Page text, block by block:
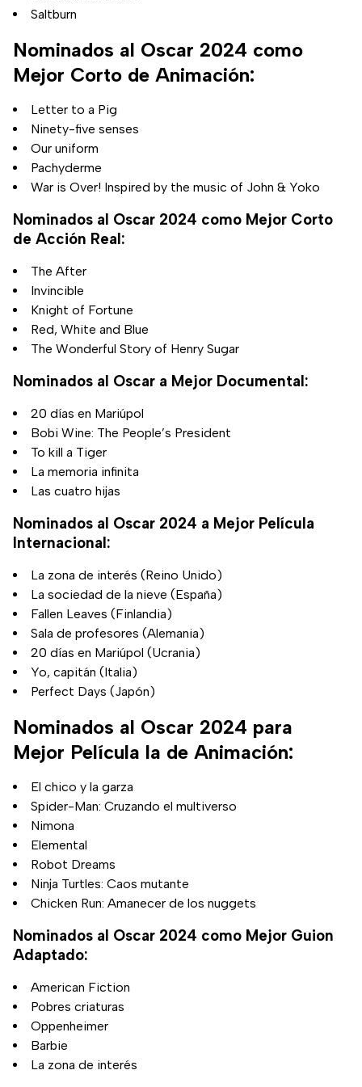
Saltburn
Nominados al Oscar 2024 como
Mejor Corto de Animación:
Letter to a Pig
Ninety-five senses
Our uniform
Pachyderme
War is Over! Inspired by the music of John & Yoko
Nominados al Oscar 2024 como Mejor Corto
de Acción Real:
The After
Invincible
Knight of Fortune
Red, White and Blue
The Wonderful Story of Henry Sugar
Nominados al Oscar a Mejor Documental:
20 días en Mariúpol
Bobi Wine: The People’s President
To kill a Tiger
La memoria infinita
Las cuatro hijas
Nominados al Oscar 2024 a Mejor Película
Internacional:
La zona de interés (Reino Unido)
La sociedad de la nieve (España)
Fallen Leaves (Finlandia)
Sala de profesores (Alemania)
20 días en Mariúpol (Ucrania)
Yo, capitán (Italia)
Perfect Days (Japón)
Nominados al Oscar 2024 para
Mejor Película la de Animación:
El chico y la garza
Spider-Man: Cruzando el multiverso
Nimona
Elemental
Robot Dreams
Ninja Turtles: Caos mutante
Chicken Run: Amanecer de los nuggets
Nominados al Oscar 2024 como Mejor Guion
Adaptado:
American Fiction
Pobres criaturas
Oppenheimer
Barbie
La zona de interés